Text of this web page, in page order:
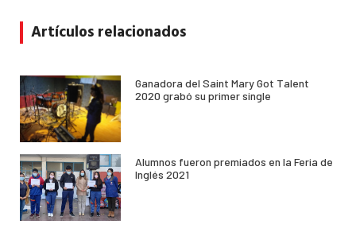
Artículos relacionados
Ganadora del Saint Mary Got Talent
2020 grabó su primer single
Alumnos fueron premiados en la Feria de
Inglés 2021